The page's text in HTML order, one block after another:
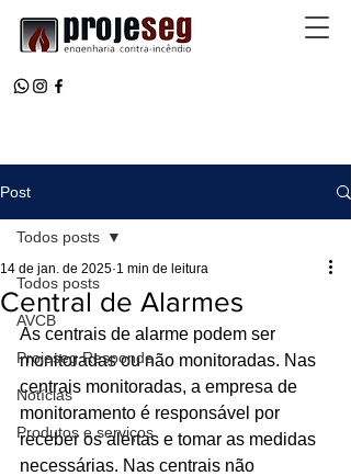
Post
Todos posts
AVCB
Projeseg Responde
Notícias
Produtos e serviços
Todos posts
Central de Alarmes
14 de jan. de 2025 1 min de leitura
As centrais de alarme podem ser
monitoradas ou não monitoradas. Nas
centrais monitoradas, a empresa de
monitoramento é responsável por
receber os alertas e tomar as medidas
necessárias. Nas centrais não